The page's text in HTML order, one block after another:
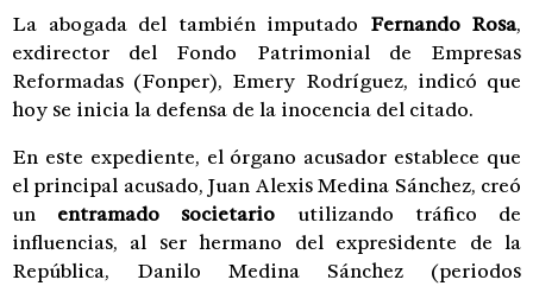
La abogada del también imputado Fernando Rosa,
exdirector del Fondo Patrimonial de Empresas
Reformadas (Fonper), Emery Rodríguez, indicó que
hoy se inicia la defensa de la inocencia del citado.
En este expediente, el órgano acusador establece que
el principal acusado, Juan Alexis Medina Sánchez, creó
un entramado societario utilizando tráfico de
influencias, al ser hermano del expresidente de la
República, Danilo Medina Sánchez (periodos